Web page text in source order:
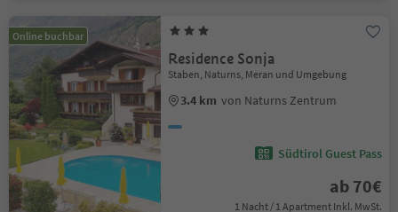
Online buchbar
Residence Sonja
Staben, Naturns, Meran und Umgebung
3.4 km von Naturns Zentrum
Südtirol Guest Pass
ab 70€
1 Nacht / 1 Apartment Inkl. MwSt.